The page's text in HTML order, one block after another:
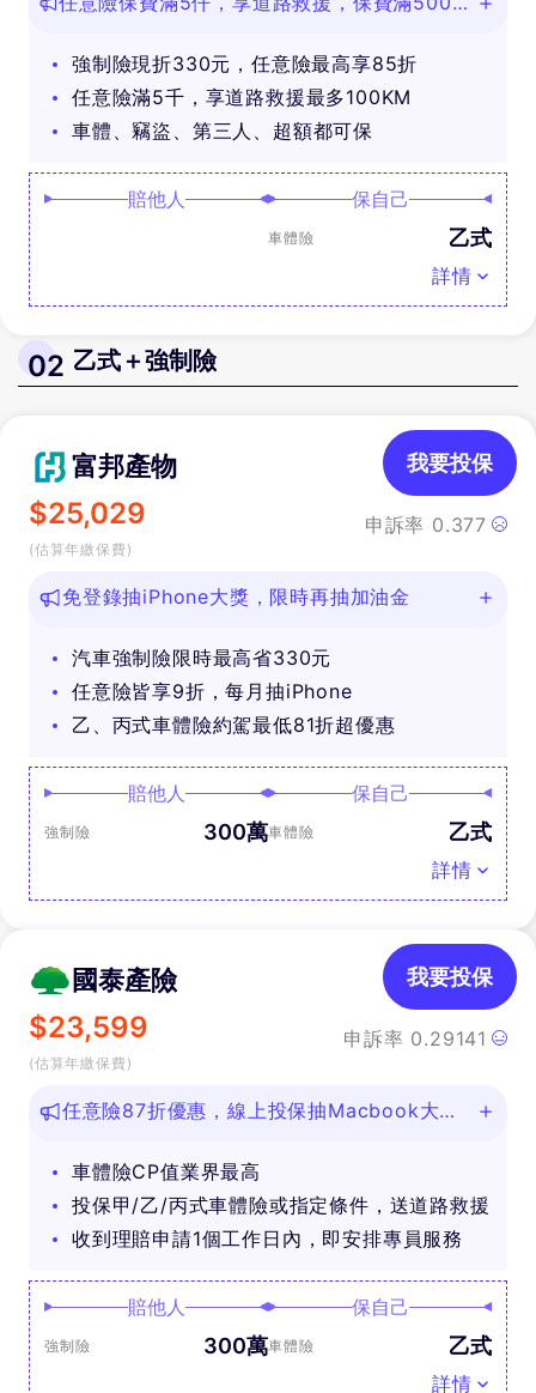
強制險現折330元，任意險最高享85折
任意險滿5千，享道路救援最多100KM
車體、竊盜、第三人、超額都可保
賠他人 保自己
車體險 乙式
詳情
02 乙式＋強制險
富邦產物
$25,029
(估算年繳保費)
申訴率 0.377
我要投保
免登錄抽iPhone大獎，限時再抽加油金
汽車強制險限時最高省330元
任意險皆享9折，每月抽iPhone
乙、丙式車體險約駕最低81折超優惠
賠他人
強制險 300萬
保自己
車體險 乙式
詳情
國泰產險
$23,599
(估算年繳保費)
申訴率 0.29141
我要投保
任意險87折優惠，線上投保抽Macbook大
車體險CP值業界最高
投保甲/乙/丙式車體險或指定條件，送道路救援
收到理賠申請1個工作日內，即安排專員服務
賠他人
強制險 300萬
保自己
車體險 乙式
詳情